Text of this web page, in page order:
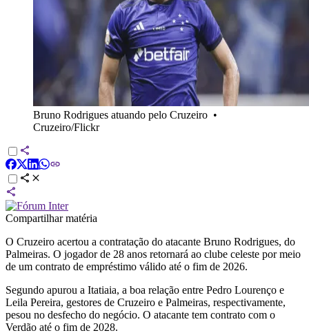
Bruno Rodrigues atuando pelo Cruzeiro •
Cruzeiro/Flickr
Compartilhar matéria
O Cruzeiro acertou a contratação do atacante Bruno Rodrigues, do
Palmeiras. O jogador de 28 anos retornará ao clube celeste por meio
de um contrato de empréstimo válido até o fim de 2026.
Segundo apurou a Itatiaia, a boa relação entre Pedro Lourenço e
Leila Pereira, gestores de Cruzeiro e Palmeiras, respectivamente,
pesou no desfecho do negócio. O atacante tem contrato com o
Verdão até o fim de 2028.